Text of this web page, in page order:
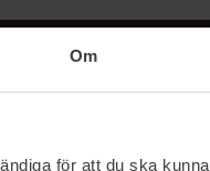
Om
för att du ska kunna
Følg oss